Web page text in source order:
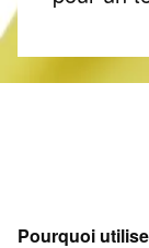
Pourquoi